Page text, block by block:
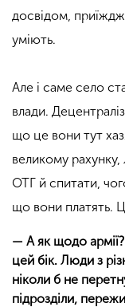
досвідом,
уміють.
Але і саме село
влади.
що це вони тут
великому
ОТГ й спитати,
що вони платять.
— А як щодо
цей бік. Люди з
ніколи б не
підрозділи,